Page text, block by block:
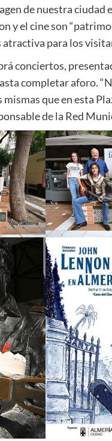
de nuestra ciudad
y el cine son
para los
conciertos,
completar aforo.
que en esta
de la Red